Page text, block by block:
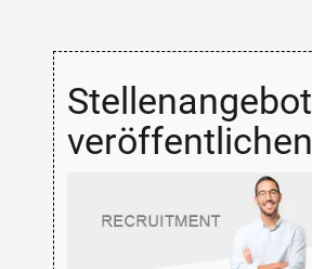
Stellenangebot
veröffentlichen